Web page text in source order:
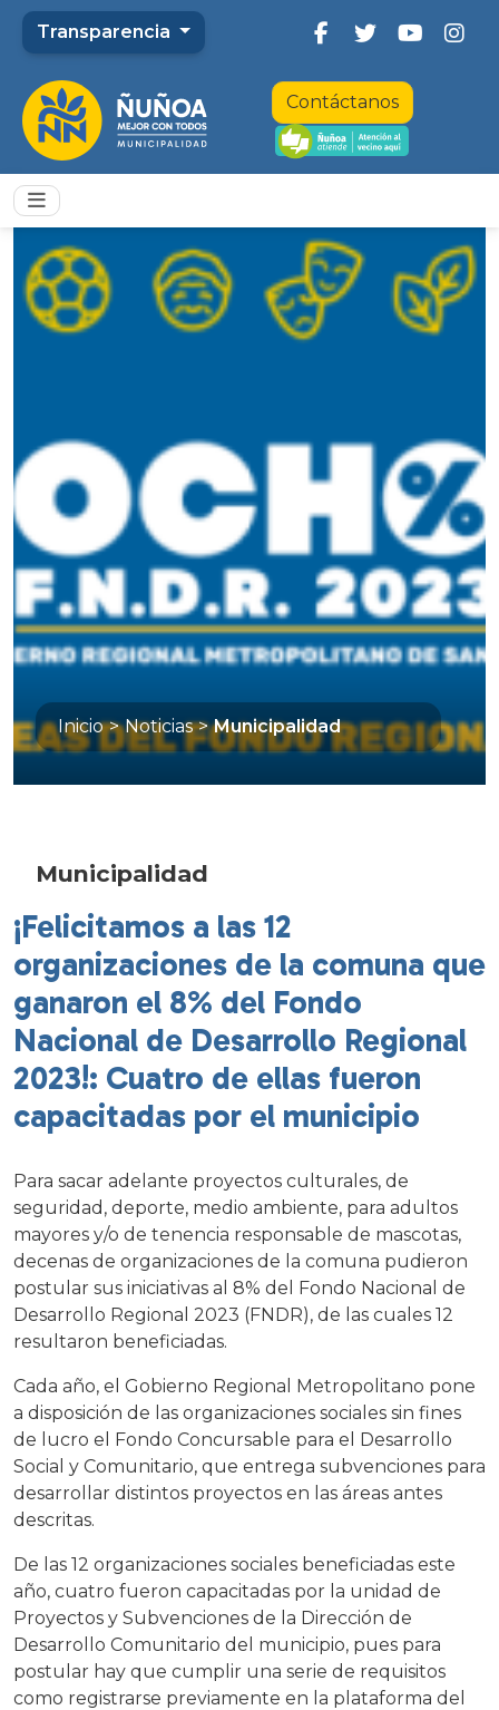
Transparencia
Contáctanos
Inicio > Noticias > Municipalidad
Municipalidad
¡Felicitamos a las 12
organizaciones de la comuna que
ganaron el 8% del Fondo
Nacional de Desarrollo Regional
2023!: Cuatro de ellas fueron
capacitadas por el municipio
Para sacar adelante proyectos culturales, de
seguridad, deporte, medio ambiente, para adultos
mayores y/o de tenencia responsable de mascotas,
decenas de organizaciones de la comuna pudieron
postular sus iniciativas al 8% del Fondo Nacional de
Desarrollo Regional 2023 (FNDR), de las cuales 12
resultaron beneficiadas.
Cada año, el Gobierno Regional Metropolitano pone
a disposición de las organizaciones sociales sin fines
de lucro el Fondo Concursable para el Desarrollo
Social y Comunitario, que entrega subvenciones para
desarrollar distintos proyectos en las áreas antes
descritas.
De las 12 organizaciones sociales beneficiadas este
año, cuatro fueron capacitadas por la unidad de
Proyectos y Subvenciones de la Dirección de
Desarrollo Comunitario del municipio, pues para
postular hay que cumplir una serie de requisitos
como registrarse previamente en la plataforma del